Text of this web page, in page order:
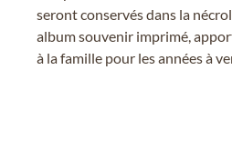
seront conservés dans la
album souvenir imprimé,
à la famille pour les années à